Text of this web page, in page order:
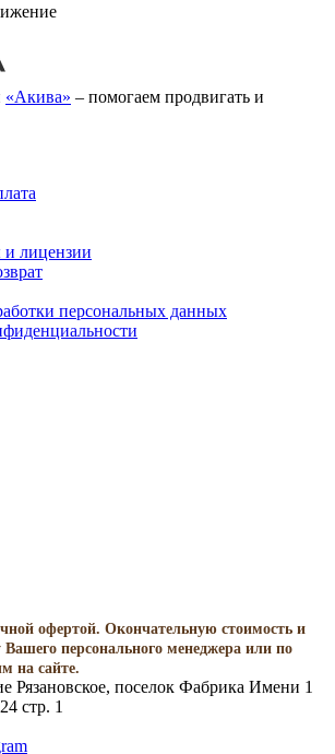
«Акива» – помогаем продвигать и
лицензии
персональных данных
офертой. Окончательную стоимость и
Вашего персонального менеджера или по
на сайте.
Рязановское, поселок Фабрика Имени 1
стр. 1